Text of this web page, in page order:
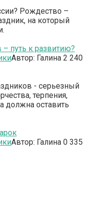
Рождество –
на который
путь к развитию?
Автор: Галина 2 240
- серьезный
терпения,
должна оставить
Автор: Галина 0 335